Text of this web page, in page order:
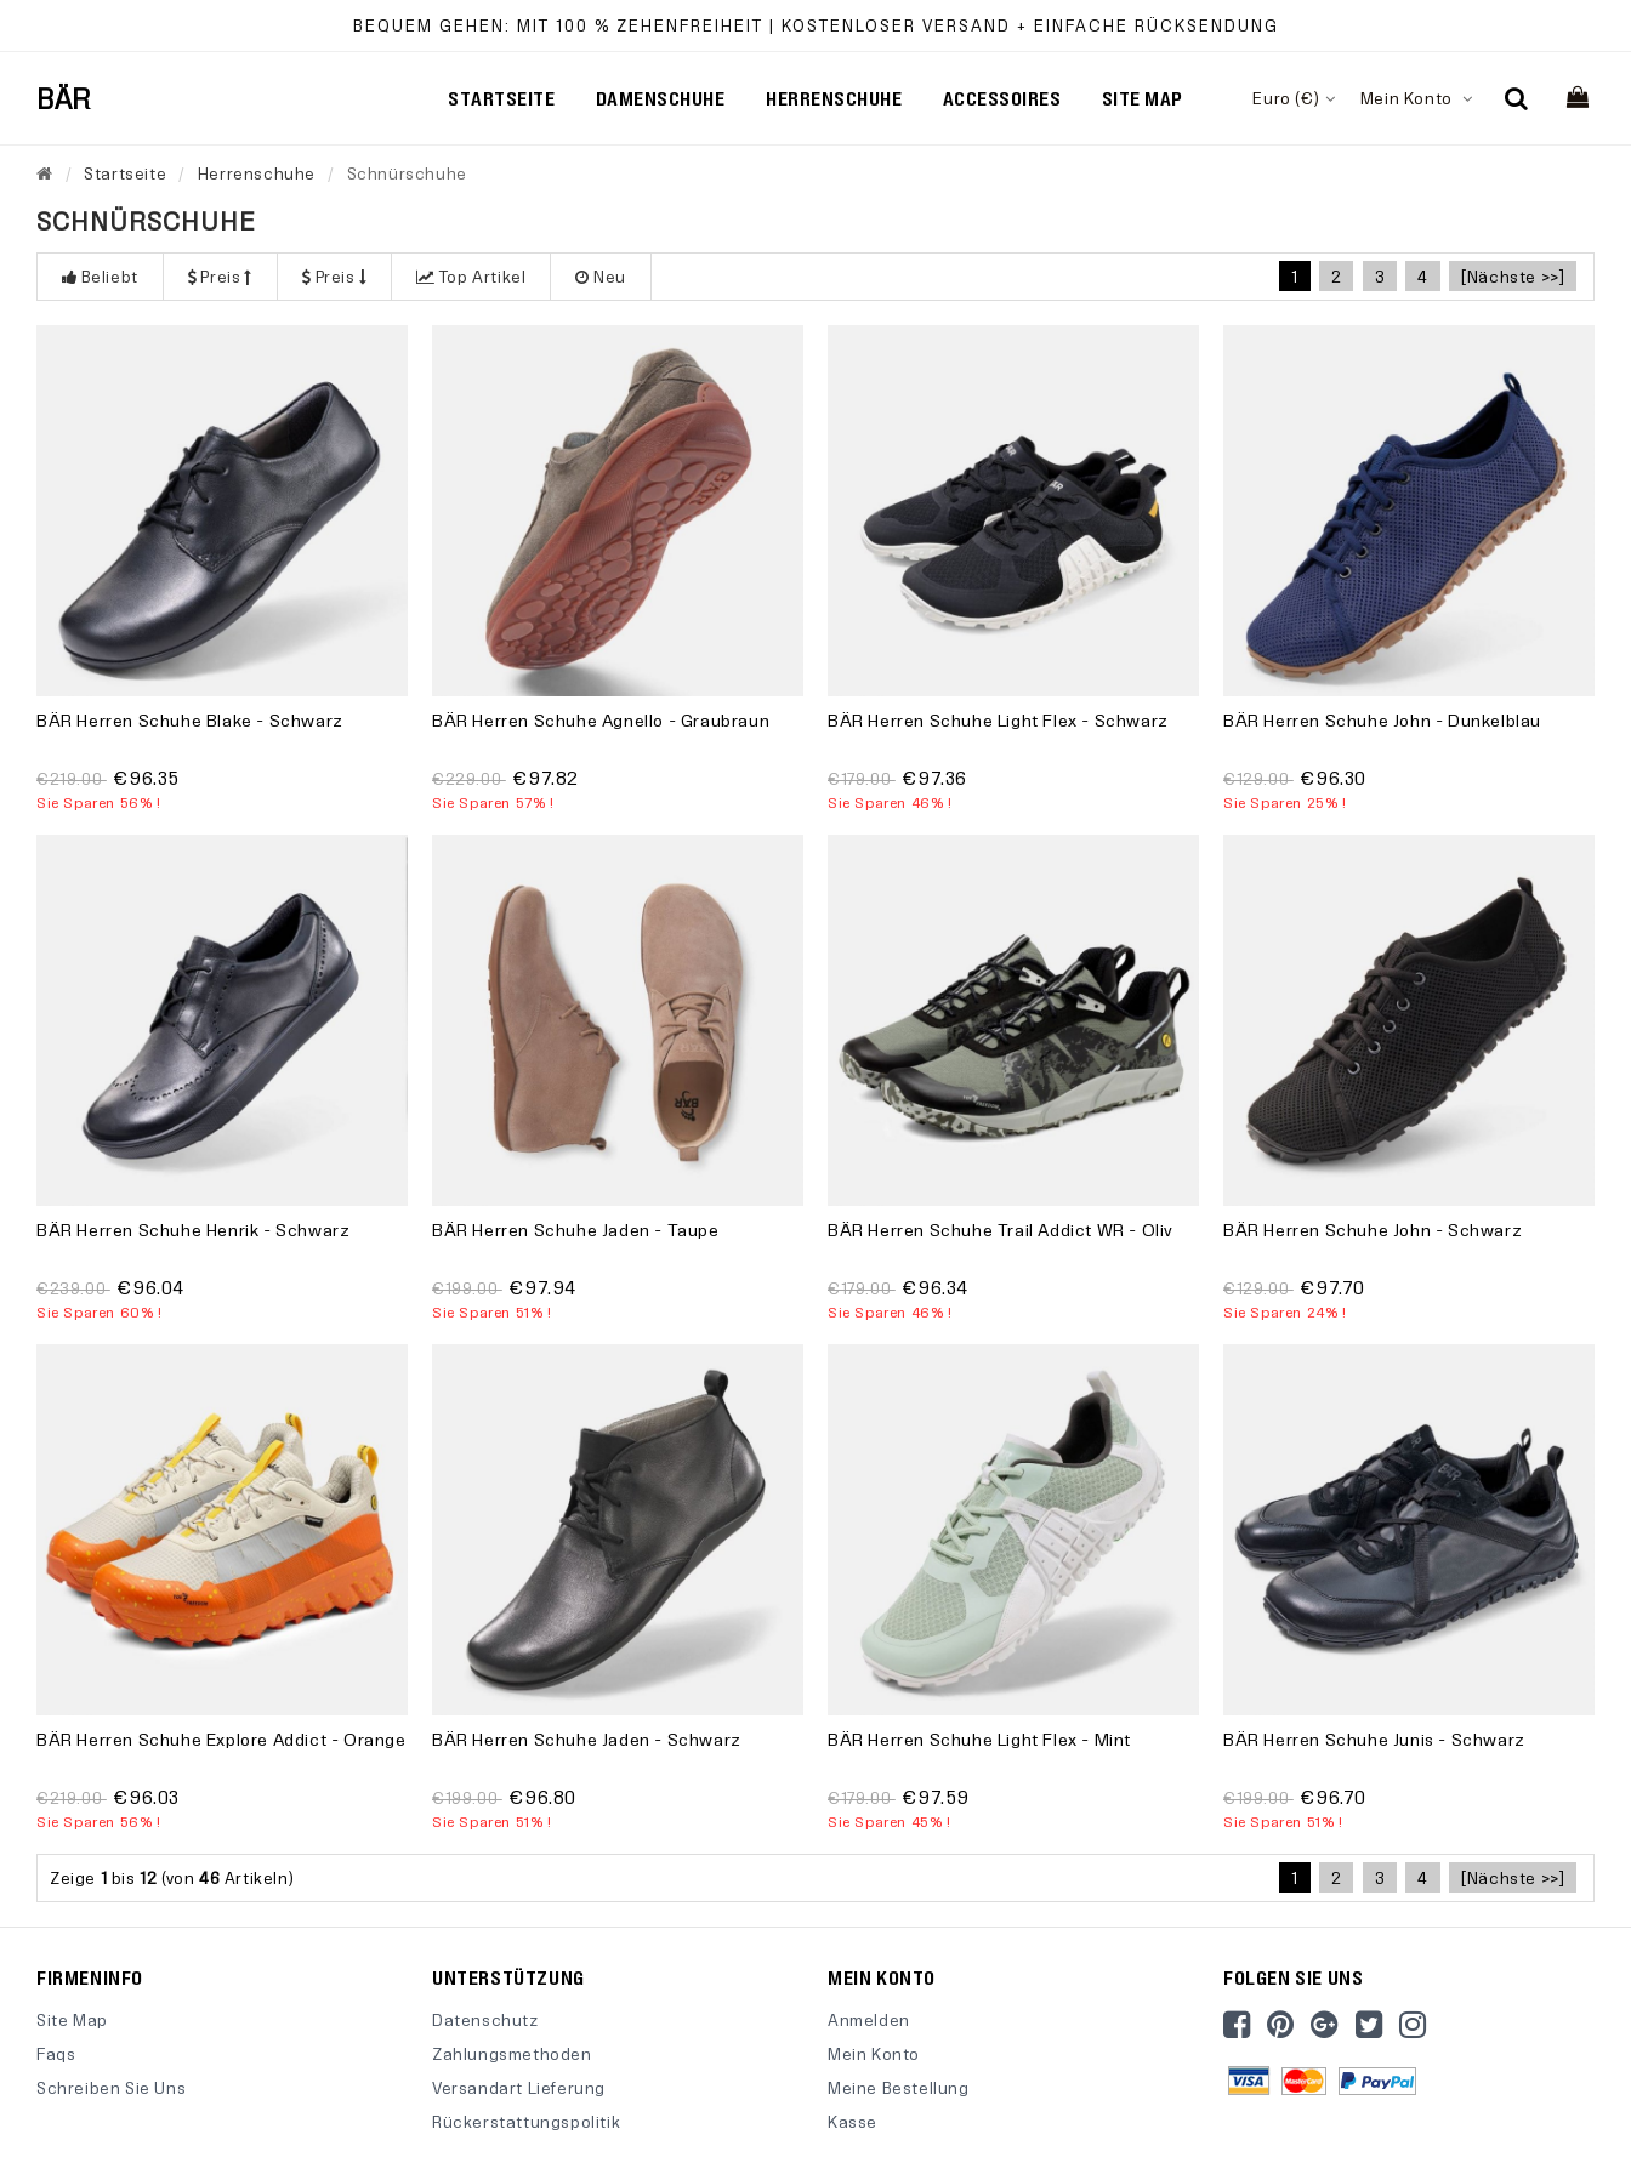
BEQUEM GEHEN: MIT 100 % ZEHENFREIHEIT | KOSTENLOSER VERSAND + EINFACHE RÜCKSENDUNG
BÄR STARTSEITE DAMENSCHUHE HERRENSCHUHE ACCESSOIRES SITE MAP Euro (€) Mein Konto
Startseite Herrenschuhe Schnürschuhe
SCHNÜRSCHUHE
Beliebt Preis Preis Top Artikel Neu 1 2 3 4 [Nächste >>]
BÄR Herren Schuhe Blake - Schwarz
€219.00 €96.35
Sie Sparen 56% !
BÄR Herren Schuhe Agnello - Graubraun
€229.00 €97.82
Sie Sparen 57% !
BÄR Herren Schuhe Light Flex - Schwarz
€179.00 €97.36
Sie Sparen 46% !
BÄR Herren Schuhe John - Dunkelblau
€129.00 €96.30
Sie Sparen 25% !
BÄR Herren Schuhe Henrik - Schwarz
€239.00 €96.04
Sie Sparen 60% !
BÄR Herren Schuhe Jaden - Taupe
€199.00 €97.94
Sie Sparen 51% !
BÄR Herren Schuhe Trail Addict WR - Oliv
€179.00 €96.34
Sie Sparen 46% !
BÄR Herren Schuhe John - Schwarz
€129.00 €97.70
Sie Sparen 24% !
BÄR Herren Schuhe Explore Addict - Orange
€219.00 €96.03
Sie Sparen 56% !
BÄR Herren Schuhe Jaden - Schwarz
€199.00 €96.80
Sie Sparen 51% !
BÄR Herren Schuhe Light Flex - Mint
€179.00 €97.59
Sie Sparen 45% !
BÄR Herren Schuhe Junis - Schwarz
€199.00 €96.70
Sie Sparen 51% !
Zeige 1 bis12 (von46 Artikeln) 1 2 3 4 [Nächste >>]
FIRMENINFO
Site Map
Faqs
Schreiben Sie Uns
UNTERSTÜTZUNG
Datenschutz
Zahlungsmethoden
Versandart Lieferung
Rückerstattungspolitik
MEIN KONTO
Anmelden
Mein Konto
Meine Bestellung
Kasse
FOLGEN SIE UNS